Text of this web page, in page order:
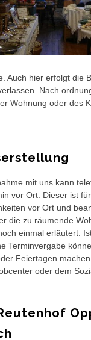
Auch hier erfolgt die
Nach
Wohnung oder des
mit uns kann
vor Ort. Dieser ist
vor Ort und
die zu räumende
einmal erläutert.
Terminvergabe
Feiertagen
oder dem